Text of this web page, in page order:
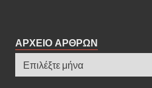
ΑΡΧΕΙΟ ΑΡΘΡΩΝ